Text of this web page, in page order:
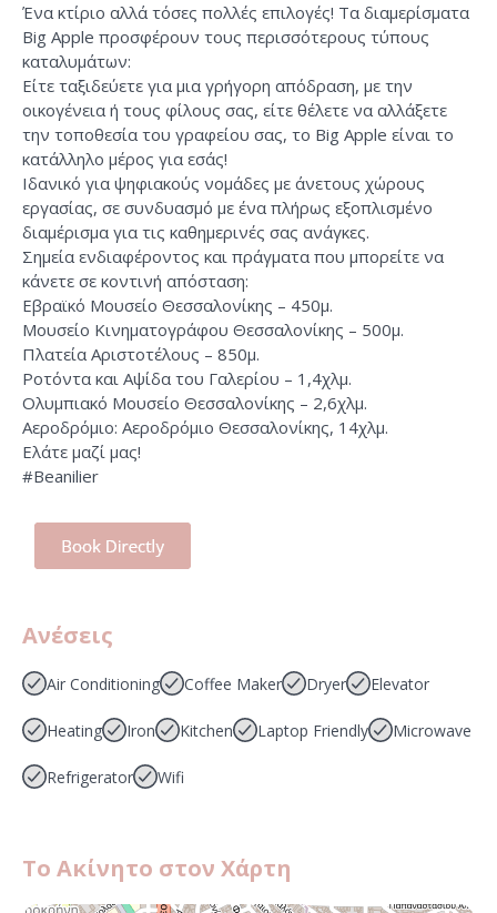
Ένα κτίριο αλλά τόσες πολλές επιλογές! Τα διαμερίσματα
Big Apple προσφέρουν τους περισσότερους τύπους
καταλυμάτων:
Είτε ταξιδεύετε για μια γρήγορη απόδραση, με την
οικογένεια ή τους φίλους σας, είτε θέλετε να αλλάξετε
την τοποθεσία του γραφείου σας, το Big Apple είναι το
κατάλληλο μέρος για εσάς!
Ιδανικό για ψηφιακούς νομάδες με άνετους χώρους
εργασίας, σε συνδυασμό με ένα πλήρως εξοπλισμένο
διαμέρισμα για τις καθημερινές σας ανάγκες.
Σημεία ενδιαφέροντος και πράγματα που μπορείτε να
κάνετε σε κοντινή απόσταση:
Εβραϊκό Μουσείο Θεσσαλονίκης – 450μ.
Μουσείο Κινηματογράφου Θεσσαλονίκης – 500μ.
Πλατεία Αριστοτέλους – 850μ.
Ροτόντα και Αψίδα του Γαλερίου – 1,4χλμ.
Ολυμπιακό Μουσείο Θεσσαλονίκης – 2,6χλμ.
Αεροδρόμιο: Αεροδρόμιο Θεσσαλονίκης, 14χλμ.
Ελάτε μαζί μας!
#Beanilier
Ανέσεις
Air Conditioning Coffee Maker Dryer Elevator
Heating Iron Kitchen Laptop Friendly Microwave
Refrigerator Wifi
Το Ακίνητο στον Χάρτη